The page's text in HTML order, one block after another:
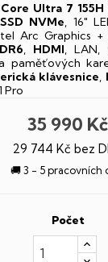
Ultra 7 155H
NVMe, 16"
Arc Graphics +
, HDMI, LAN,
paměťových
klávesnice,
Pro
35 990 Kč
29 744 Kč bez
🚚 3 - 5 pracovních
Počet